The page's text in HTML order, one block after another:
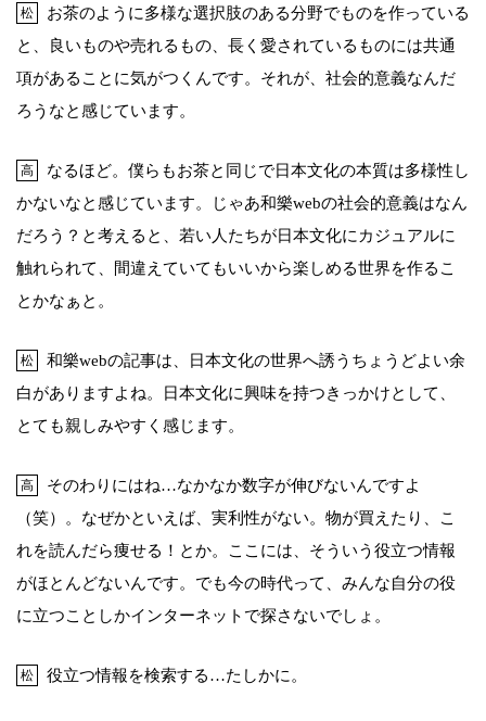
松
お茶のように多様な選択肢のある分野でものを作っている
と、良いものや売れるもの、長く愛されているものには共通
項があることに気がつくんです。それが、社会的意義なんだ
ろうなと感じています。
高
なるほど。僕らもお茶と同じで日本文化の本質は多様性し
かないなと感じています。じゃあ和樂webの社会的意義はなん
だろう？と考えると、若い人たちが日本文化にカジュアルに
触れられて、間違えていてもいいから楽しめる世界を作るこ
とかなぁと。
松
和樂webの記事は、日本文化の世界へ誘うちょうどよい余
白がありますよね。日本文化に興味を持つきっかけとして、
とても親しみやすく感じます。
高
そのわりにはね…なかなか数字が伸びないんですよ
（笑）。なぜかといえば、実利性がない。物が買えたり、こ
れを読んだら痩せる！とか。ここには、そういう役立つ情報
がほとんどないんです。でも今の時代って、みんな自分の役
に立つことしかインターネットで探さないでしょ。
松 役立つ情報を検索する…たしかに。